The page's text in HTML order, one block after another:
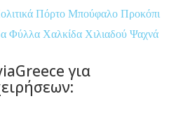
Πόρτο Μπούφαλο Προκόπι
Φύλλα Χαλκίδα Χιλιαδού Ψαχνά
για